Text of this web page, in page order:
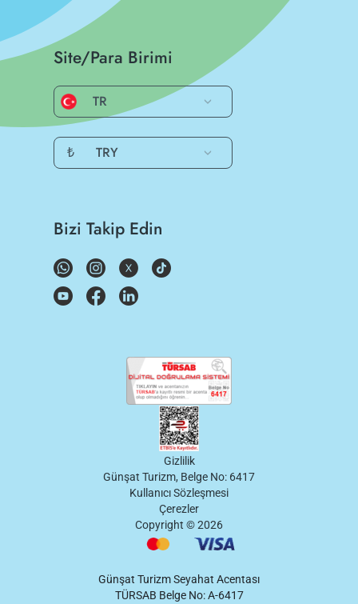
Site/Para Birimi
TR
₺ TRY
Bizi Takip Edin
Gizlilik
Günşat Turizm, Belge No: 6417
Kullanıcı Sözleşmesi
Çerezler
Copyright ©2026
Günşat Turizm Seyahat Acentası
TÜRSAB Belge No: A-6417